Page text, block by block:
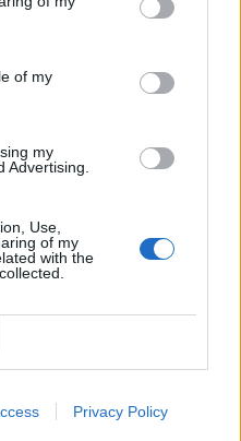
of my
my
Advertising.
Use,
of my
with the
Privacy Policy
επιδόσεις στην
στη σταθερή. Είμαστε
τηλεφωνία και μόλις
με την καθυστέρηση
στις επενδύσεις για
γενιάς. Εμείς πήραμε
σχεδίων που έχουν οι
όλα
στη διάθεσή μας
απορρήτου
X